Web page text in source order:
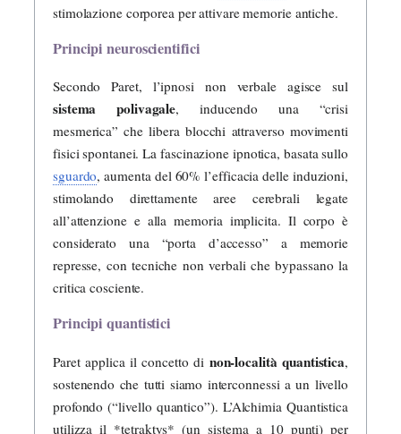
stimolazione corporea per attivare memorie antiche.
Principi neuroscientifici
Secondo Paret, l’ipnosi non verbale agisce sul
sistema polivagale, inducendo una “crisi
mesmerica” che libera blocchi attraverso movimenti
fisici spontanei. La fascinazione ipnotica, basata sullo
sguardo, aumenta del 60% l’efficacia delle induzioni,
stimolando direttamente aree cerebrali legate
all’attenzione e alla memoria implicita. Il corpo è
considerato una “porta d’accesso” a memorie
represse, con tecniche non verbali che bypassano la
critica cosciente.
Principi quantistici
Paret applica il concetto di non-località quantistica,
sostenendo che tutti siamo interconnessi a un livello
profondo (“livello quantico”). L’Alchimia Quantistica
utilizza il *tetraktys* (un sistema a 10 punti) per